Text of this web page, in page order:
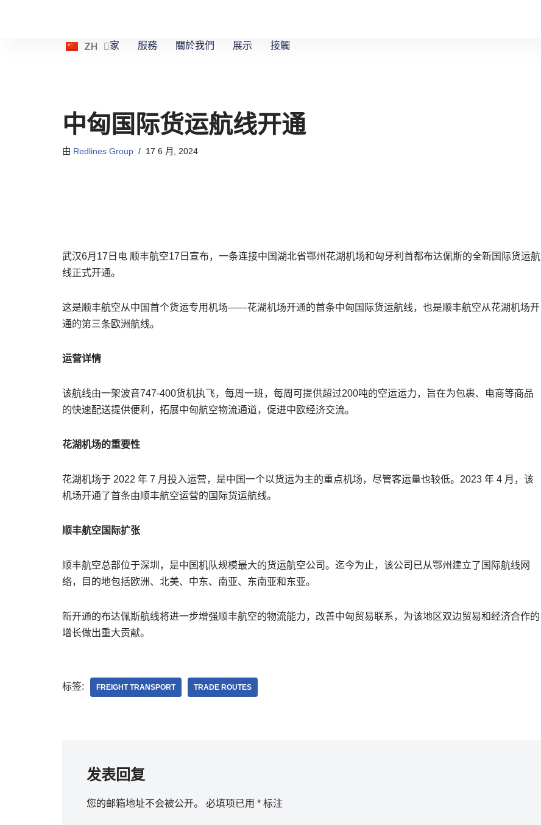
ZH
EN
家 服務 關於我們 展示 接觸
中匈国际货运航线开通
由 Redlines Group 17 6 月, 2024
武汉6月17日电 顺丰航空17日宣布，一条连接中国湖北省鄂州花湖机场和匈牙利首都布达佩斯的全新国际货运航
线正式开通。
这是顺丰航空从中国首个货运专用机场——花湖机场开通的首条中匈国际货运航线，也是顺丰航空从花湖机场开
通的第三条欧洲航线。
运营详情
该航线由一架波音747-400货机执飞，每周一班，每周可提供超过200吨的空运运力，旨在为包裹、电商等商品
的快速配送提供便利，拓展中匈航空物流通道，促进中欧经济交流。
花湖机场的重要性
花湖机场于 2022 年 7 月投入运营，是中国一个以货运为主的重点机场，尽管客运量也较低。2023 年 4 月，该
机场开通了首条由顺丰航空运营的国际货运航线。
顺丰航空国际扩张
顺丰航空总部位于深圳，是中国机队规模最大的货运航空公司。迄今为止，该公司已从鄂州建立了国际航线网
络，目的地包括欧洲、北美、中东、南亚、东南亚和东亚。
新开通的布达佩斯航线将进一步增强顺丰航空的物流能力，改善中匈贸易联系，为该地区双边贸易和经济合作的
增长做出重大贡献。
标签: FREIGHT TRANSPORT TRADE ROUTES
发表回复
您的邮箱地址不会被公开。 必填项已用 * 标注